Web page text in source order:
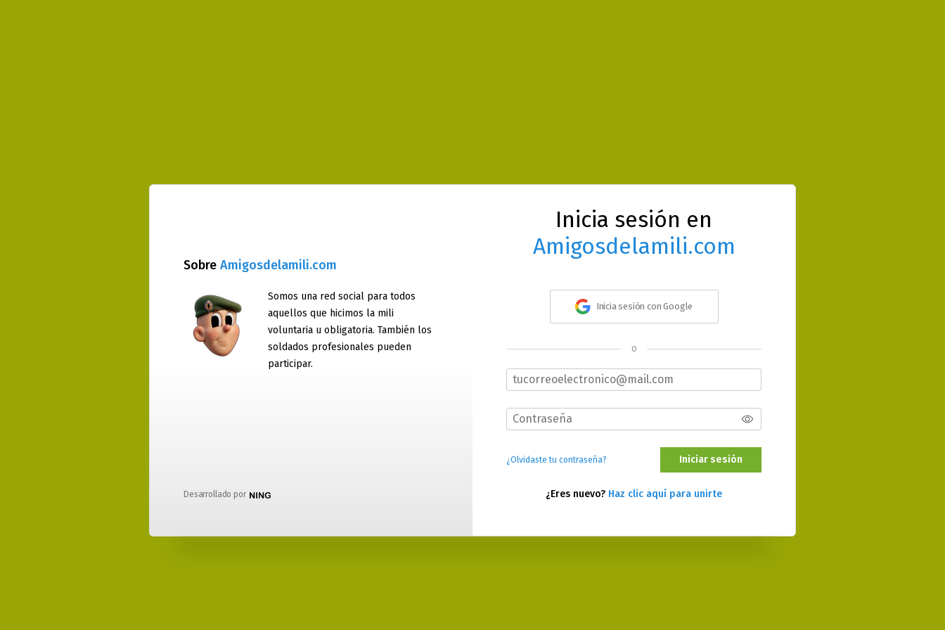
Sobre Amigosdelamili.com
Somos una red social para todos
aquellos que hicimos la mili
voluntaria u obligatoria. También los
soldados profesionales pueden
participar.
Desarrollado por
Inicia sesión en
Amigosdelamili.com
Inicia sesión con Google
o
¿Olvidaste tu contraseña? Iniciar sesión
¿Eres nuevo? Haz clic aquí para unirte